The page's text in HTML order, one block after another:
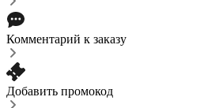
Комментарий к заказу
Добавить промокод